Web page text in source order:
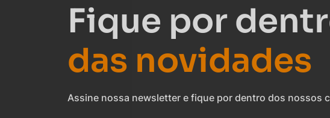
Fique por
das novidades
Assine nossa newsletter e fique por dentro dos nossos